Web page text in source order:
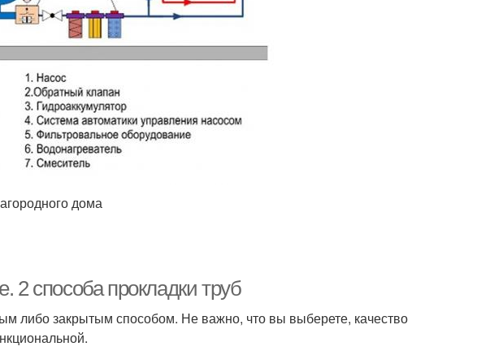
дома
2 способа прокладки труб
либо закрытым способом. Не важно, что вы выберете, качество